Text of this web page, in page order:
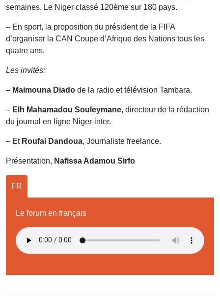
semaines. Le Niger classé 120ème sur 180 pays.
– En sport, la proposition du président de la FIFA
d’organiser la CAN Coupe d’Afrique des Nations tous les
quatre ans.
Les invités:
– Maimouna Diado de la radio et télévision Tambara.
– Elh Mahamadou Souleymane, directeur de la rédaction
du journal en ligne Niger-inter.
– Et Roufai Dandoua, Journaliste freelance.
Présentation, Nafissa Adamou Sirfo
FR
Le forum en français